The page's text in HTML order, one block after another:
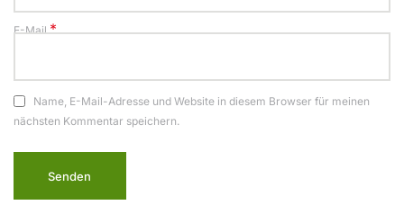
E-Mail*
Name, E-Mail-Adresse und Website in diesem Browser für meinen
nächsten Kommentar speichern.